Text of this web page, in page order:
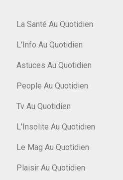
La Santé Au Quotidien
L'Info Au Quotidien
Astuces Au Quotidien
People Au Quotidien
Tv Au Quotidien
L'Insolite Au Quotidien
Le Mag Au Quotidien
Plaisir Au Quotidien